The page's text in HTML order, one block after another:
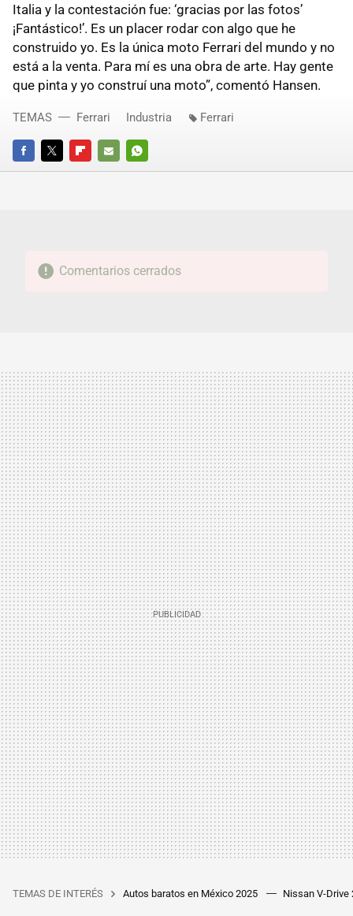
Italia y la contestación fue: ‘gracias por las fotos’
¡Fantástico!’. Es un placer rodar con algo que he
construido yo. Es la única moto Ferrari del mundo y no
está a la venta. Para mí es una obra de arte. Hay gente
que pinta y yo construí una moto”, comentó Hansen.
FACEBOOKTWITTERFLIPBOARD
E-
WHATSAPP
TEMAS Ferrari Industria Ferrari
Comentarios cerrados
TEMAS DE INTERÉS Autos baratos en México 2025 Nissan V-Drive